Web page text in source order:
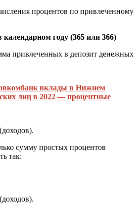
процентов по привлеченному
календарном году (365 или 366)
привлеченных в депозит денежных
вклады в Нижнем
лиц в 2022 — процентные
сумму простых процентов
так: